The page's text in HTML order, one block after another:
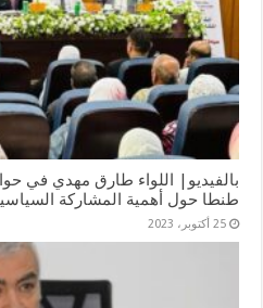
بالفيديو| اللواء طارق مهدي في
طنطا حول أهمية المشاركة
25 أكتوبر، 2023